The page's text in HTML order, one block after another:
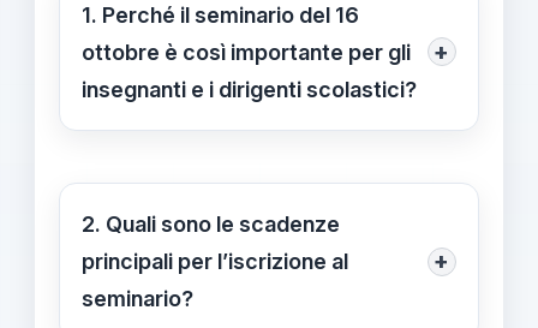
1. Perché il seminario del 16
ottobre è così importante per gli
insegnanti e i dirigenti scolastici?
+
Il seminario rappresenta
aggiornamento professionale,
focalizzandosi sul ruolo della cultura
classica nell'educazione moderna.
2. Quali sono le scadenze
principali per l’iscrizione al
seminario?
+